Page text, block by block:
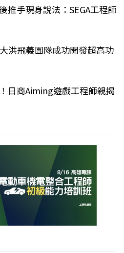
推手現身說法：SEGA工程師
洪飛義團隊成功開發超高功
日商Aiming遊戲工程師親揭